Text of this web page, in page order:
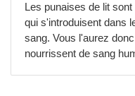
Les punaises de lit
qui s'introduisent dans
sang. Vous l'aurez
nourrissent de sang